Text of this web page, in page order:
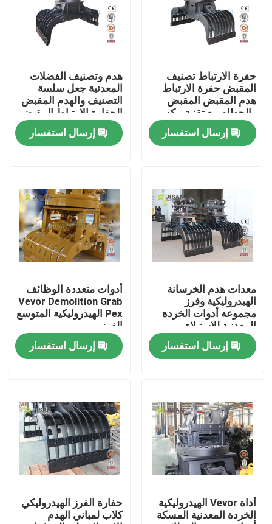
منتجات
معلومات عنا
جولة في المعمل
رقابة جودة
اطلب اقتباس
Company News
حفارة الكسارة الصخور
هيدروليكي روك الكسارة
حفرة الارتباط تصنيف
المقبض حفرة الارتباط
هدم المقبض المقبض
والحطام مع تقنية بيكس
إرسال استفسار
هدم وتصنيف الفضلات
المعدنية جعل سلسة
التصنيف والهدم المقبض
الحفارة الارتباط المقبض
إرسال استفسار
معدات هدم الخرسانة
الهيدروليكية وفرز
مجموعة أدوات الخردة
المعدنية للاستيلاء
إرسال استفسار
أدوات متعددة الوظائف
Vevor Demolition Grab
Pex الهيدروليكية المتوسع
الفرز
إرسال استفسار
أداة Vevor الهيدروليكية
الخردة المعدنية المسكة
حفارة الفرز الهيدروليكي
كلاب لمباني الهدم